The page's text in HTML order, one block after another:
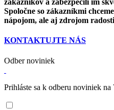
zákazníkov a zabezpečili im
Spoločne so zákazníkmi
nápojom, ale aj zdrojom
KONTAKTUJTE NÁS
Odber noviniek
Prihláste sa k odberu noviniek na